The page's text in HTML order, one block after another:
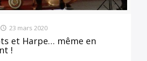
23 mars 2020
et Harpe… même en
!